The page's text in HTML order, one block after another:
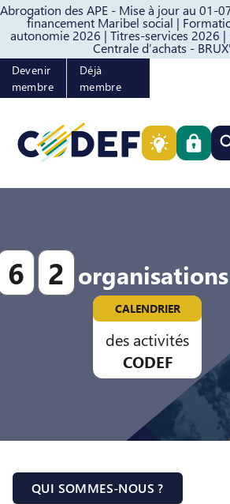
Abrogation des APE - Mise à jour au 01-
financement Maribel social |
autonomie 2026 | Titres-services 2026 |
Centrale d’achats -
Passer au contenuPasser au
Devenir
membre
Déjà
membre
6 2
CALENDRIER
des activités
CODEF
QUI SOMMES-NOUS ?